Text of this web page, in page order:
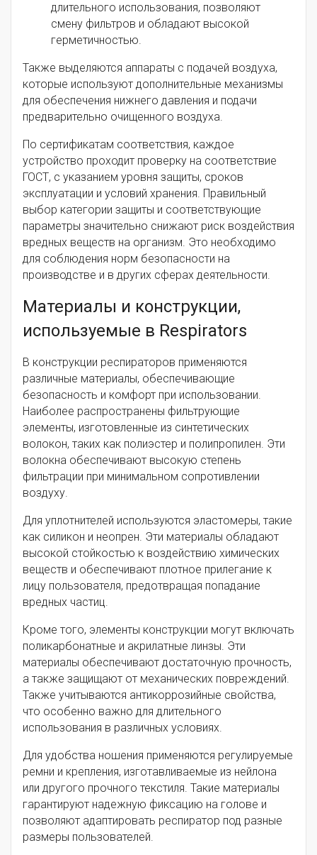
длительного использования, позволяют
смену фильтров и обладают высокой
герметичностью.
Также выделяются аппараты с подачей воздуха,
которые используют дополнительные механизмы
для обеспечения нижнего давления и подачи
предварительно очищенного воздуха.
По сертификатам соответствия, каждое
устройство проходит проверку на соответствие
ГОСТ, с указанием уровня защиты, сроков
эксплуатации и условий хранения. Правильный
выбор категории защиты и соответствующие
параметры значительно снижают риск воздействия
вредных веществ на организм. Это необходимо
для соблюдения норм безопасности на
производстве и в других сферах деятельности.
Материалы и конструкции,
используемые в Respirators
В конструкции респираторов применяются
различные материалы, обеспечивающие
безопасность и комфорт при использовании.
Наиболее распространены фильтрующие
элементы, изготовленные из синтетических
волокон, таких как полиэстер и полипропилен. Эти
волокна обеспечивают высокую степень
фильтрации при минимальном сопротивлении
воздуху.
Для уплотнителей используются эластомеры, такие
как силикон и неопрен. Эти материалы обладают
высокой стойкостью к воздействию химических
веществ и обеспечивают плотное прилегание к
лицу пользователя, предотвращая попадание
вредных частиц.
Кроме того, элементы конструкции могут включать
поликарбонатные и акрилатные линзы. Эти
материалы обеспечивают достаточную прочность,
а также защищают от механических повреждений.
Также учитываются антикоррозийные свойства,
что особенно важно для длительного
использования в различных условиях.
Для удобства ношения применяются регулируемые
ремни и крепления, изготавливаемые из нейлона
или другого прочного текстиля. Такие материалы
гарантируют надежную фиксацию на голове и
позволяют адаптировать респиратор под разные
размеры пользователей.